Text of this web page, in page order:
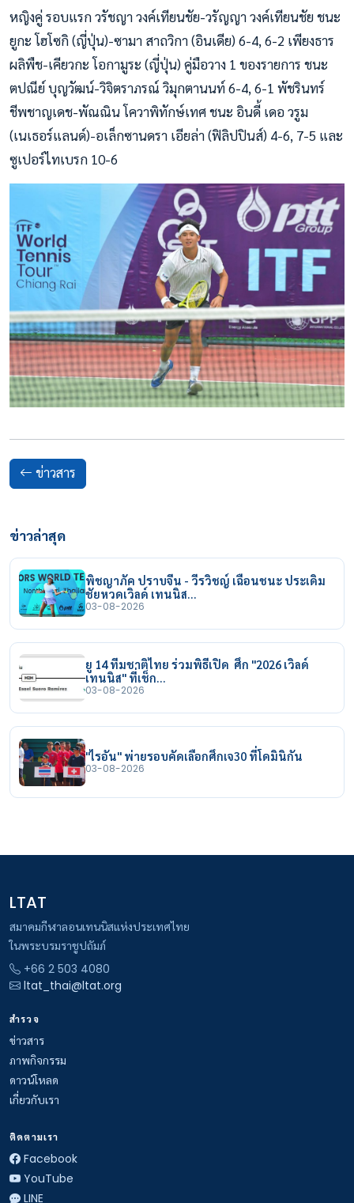
หญิงคู่ รอบแรก วรัชญา วงค์เทียนชัย-วรัญญา วงค์เทียนชัย ชนะ
ยูกะ โฮโซกิ (ญี่ปุ่น)-ซามา สาถวิกา (อินเดีย) 6-4, 6-2 เพียงธาร
ผลิพืช-เคียวกะ โอกามูระ (ญี่ปุ่น) คู่มือวาง 1 ของรายการ ชนะ
ตปณีย์ บุญวัฒน์-วิจิตราภรณ์ วิมุกตานนท์ 6-4, 6-1 พัชรินทร์
ชีพชาญเดช-พัณณิน โควาพิทักษ์เทศ ชนะ อินดี้ เดอ วรูม
(เนเธอร์แลนด์)-อเล็กซานดรา เอียล่า (ฟิลิปปินส์) 4-6, 7-5 และ
ซูเปอร์ไทเบรก 10-6
ข่าวสาร
ข่าวล่าสุด
พิชญาภัค ปราบจีน - วีรวิชญ์ เฉือนชนะ ประเดิม
ชัยหวดเวิลด์ เทนนิส…
03-08-2026
ยู 14 ทีมชาติไทย ร่วมพิธีเปิด ศึก "2026 เวิลด์
เทนนิส" ที่เช็ก…
03-08-2026
"ไรอัน" พ่ายรอบคัดเลือกศึกเจ30 ที่โดมินิกัน
03-08-2026
LTAT
สมาคมกีฬาลอนเทนนิสแห่งประเทศไทย
ในพระบรมราชูปถัมภ์
+66 2 503 4080
ltat_thai@ltat.org
สำรวจ
ข่าวสาร
ภาพกิจกรรม
ดาวน์โหลด
เกี่ยวกับเรา
ติดตามเรา
Facebook
YouTube
LINE